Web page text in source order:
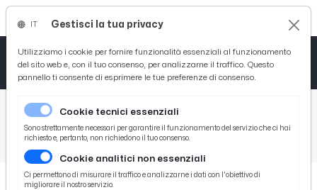
/ Picenotime
/ Sport
Beach soccer: Serie A Q8 Poule Scudetto 2025, l'Happy Car Sambenedettese supera Cagliari in rimonta
Gestisci la tua privacy
Utilizziamo i cookie per fornire funzionalità essenziali al funzionamento
del sito web e, con il tuo consenso, per analizzarne il traffico. Questo
pannello ti consente di esprimere le tue preferenze di consenso.
Cookie tecnici essenziali
Sono strettamente necessari per garantire il funzionamento del servizio che ci hai
richiesto e, pertanto, non richiedono il tuo consenso.
Cookie analitici non essenziali
Ci permettono di misurare il traffico e analizzarne i dati con l'obiettivo di
migliorare il nostro servizio.
Tutto News
Tutto Sport
Basket
Ciclismo
Tutto Curiosità